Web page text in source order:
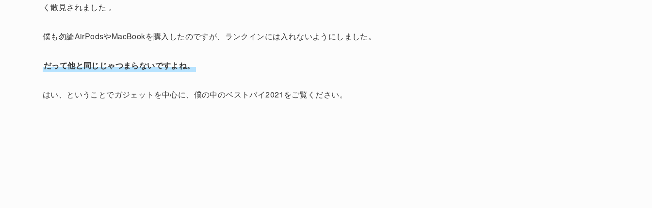
く散見されました 。
僕も勿論AirPodsやMacBookを購入したのですが、ランクインには入れないようにしました。
だって他と同じじゃつまらないですよね。
はい、ということでガジェットを中心に、僕の中のベストバイ2021をご覧ください。